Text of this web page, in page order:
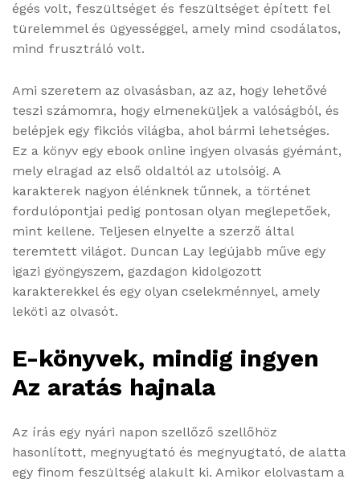
égés volt, feszültséget és feszültséget épített fel
türelemmel és ügyességgel, amely mind csodálatos,
mind frusztráló volt.
Ami szeretem az olvasásban, az az, hogy lehetővé
teszi számomra, hogy elmeneküljek a valóságból, és
belépjek egy fikciós világba, ahol bármi lehetséges.
Ez a könyv egy ebook online ingyen olvasás gyémánt,
mely elragad az első oldaltól az utolsóig. A
karakterek nagyon élénknek tűnnek, a történet
fordulópontjai pedig pontosan olyan meglepetőek,
mint kellene. Teljesen elnyelte a szerző által
teremtett világot. Duncan Lay legújabb műve egy
igazi gyöngyszem, gazdagon kidolgozott
karakterekkel és egy olyan cselekménnyel, amely
leköti az olvasót.
E-könyvek, mindig ingyen
Az ​aratás hajnala
Az írás egy nyári napon szellőző szellőhöz
hasonlított, megnyugtató és megnyugtató, de alatta
egy finom feszültség alakult ki. Amikor elolvastam a